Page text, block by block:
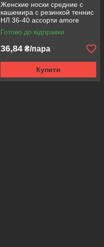
Женские носки средние с
кашемира с резинкой теннис
НЛ 36-40 ассорти amore
Готово до відправки
36,84 ₴/пара
Купити